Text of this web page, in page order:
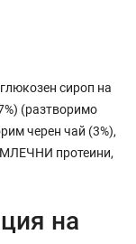
сироп на
(разтворимо
черен чай (3%),
МЛЕЧНИ протеини,
на